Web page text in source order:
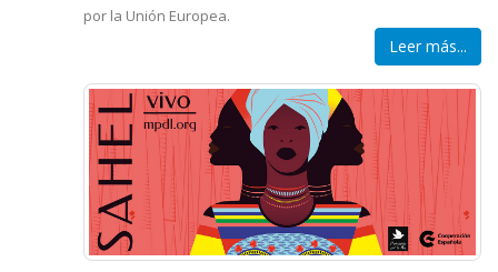
por la Unión Europea.
Leer más...